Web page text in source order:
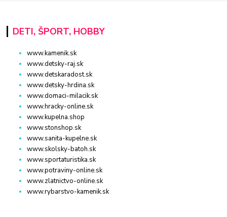
DETI, ŠPORT, HOBBY
www.kamenik.sk
www.detsky-raj.sk
www.detskaradost.sk
www.detsky-hrdina.sk
www.domaci-milacik.sk
www.hracky-online.sk
www.kupelna.shop
www.stonshop.sk
www.sanita-kupelne.sk
www.skolsky-batoh.sk
www.sportaturistika.sk
www.potraviny-online.sk
www.zlatnictvo-online.sk
www.rybarstvo-kamenik.sk